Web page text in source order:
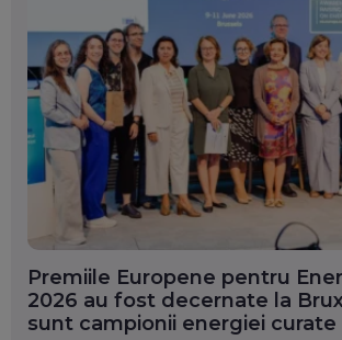
Premiile Europene pentru
2026 au fost decernate la
sunt campionii energiei curate